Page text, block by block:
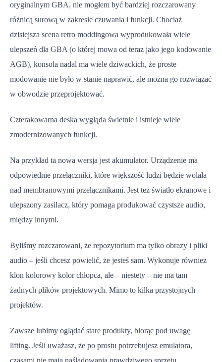
oryginalnym GBA, nie mogłem być bardziej rozczarowany
różnicą surową w zakresie czuwania i funkcji. Chociaż
dzisiejsza scena retro moddingowa wyprodukowała wiele
ulepszeń dla GBA (o której mowa od teraz jako jego kodowanie
AGB), konsola nadal ma wiele dziwackich, że proste
modowanie nie było w stanie naprawić, ale można go rozwiązać
w obwodzie przeprojektować.
Czterakowarna deska wygląda świetnie i istnieje wiele
zmodernizowanych funkcji.
Na przykład ta nowa wersja jest akumulator. Urządzenie ma
odpowiednie przełączniki, które większość ludzi będzie wolała
nad membranowymi przełącznikami. Jest też światło ekranowe i
ulepszony zasilacz, który pomaga produkować czystsze audio,
między innymi.
Byliśmy rozczarowani, że repozytorium ma tylko obrazy i pliki
audio – jeśli chcesz powielić, że jesteś sam. Wykonuje również
klon kolorowy kolor chłopca, ale – niestety – nie ma tam
żadnych plików projektowych. Mimo to kilka przystojnych
projektów.
Zawsze lubimy oglądać stare produkty, biorąc pod uwagę
lifting. Jeśli uważasz, że po prostu potrzebujesz emulatora,
czasami nie mają naśladowania prawdziwego sprzętu.